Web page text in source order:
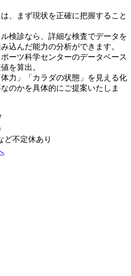
、まず現状を正確に把握すること
検診なら、詳細な検査でデータを
込んだ能力の分析ができます。
ーツ科学センターのデータベース
を算出。
力」「カラダの状態」を見える化
のかを具体的にご提案いたしま
不定休あり